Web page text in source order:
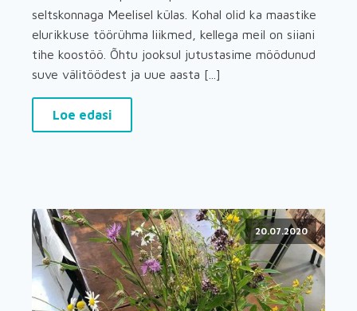
seltskonnaga Meelisel külas. Kohal olid ka maastike
elurikkuse töörühma liikmed, kellega meil on siiani
tihe koostöö. Õhtu jooksul jutustasime möödunud
suve välitöödest ja uue aasta [...]
Loe edasi
20.07.2020